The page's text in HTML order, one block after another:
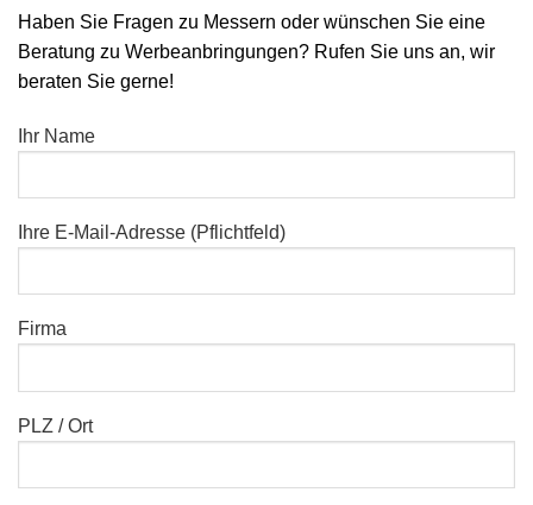
Haben Sie Fragen zu Messern oder wünschen Sie eine
Beratung zu Werbeanbringungen? Rufen Sie uns an, wir
beraten Sie gerne!
Ihr Name
Ihre E-Mail-Adresse (Pflichtfeld)
Firma
PLZ / Ort